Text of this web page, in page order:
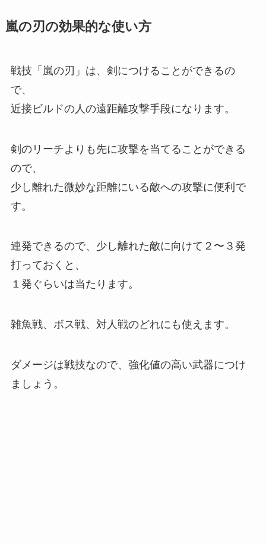
嵐の刃の効果的な使い方
戦技「嵐の刃」は、剣につけることができるの
で、
近接ビルドの人の遠距離攻撃手段になります。
剣のリーチよりも先に攻撃を当てることができる
ので、
少し離れた微妙な距離にいる敵への攻撃に便利で
す。
連発できるので、少し離れた敵に向けて２〜３発
打っておくと、
１発ぐらいは当たります。
雑魚戦、ボス戦、対人戦のどれにも使えます。
ダメージは戦技なので、強化値の高い武器につけ
ましょう。